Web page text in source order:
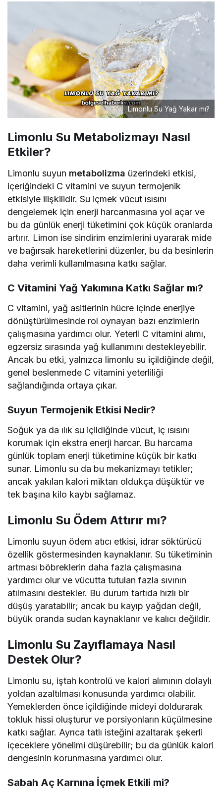
Limonlu Su Yağ Yakar mı?
Limonlu Su Metabolizmayı Nasıl
Etkiler?
Limonlu suyun metabolizma üzerindeki etkisi,
içeriğindeki C vitamini ve suyun termojenik
etkisiyle ilişkilidir. Su içmek vücut ısısını
dengelemek için enerji harcanmasına yol açar ve
bu da günlük enerji tüketimini çok küçük oranlarda
artırır. Limon ise sindirim enzimlerini uyararak mide
ve bağırsak hareketlerini düzenler, bu da besinlerin
daha verimli kullanılmasına katkı sağlar.
C Vitamini Yağ Yakımına Katkı Sağlar mı?
C vitamini, yağ asitlerinin hücre içinde enerjiye
dönüştürülmesinde rol oynayan bazı enzimlerin
çalışmasına yardımcı olur. Yeterli C vitamini alımı,
egzersiz sırasında yağ kullanımını destekleyebilir.
Ancak bu etki, yalnızca limonlu su içildiğinde değil,
genel beslenmede C vitamini yeterliliği
sağlandığında ortaya çıkar.
Suyun Termojenik Etkisi Nedir?
Soğuk ya da ılık su içildiğinde vücut, iç ısısını
korumak için ekstra enerji harcar. Bu harcama
günlük toplam enerji tüketimine küçük bir katkı
sunar. Limonlu su da bu mekanizmayı tetikler;
ancak yakılan kalori miktarı oldukça düşüktür ve
tek başına kilo kaybı sağlamaz.
Limonlu Su Ödem Attırır mı?
Limonlu suyun ödem atıcı etkisi, idrar söktürücü
özellik göstermesinden kaynaklanır. Su tüketiminin
artması böbreklerin daha fazla çalışmasına
yardımcı olur ve vücutta tutulan fazla sıvının
atılmasını destekler. Bu durum tartıda hızlı bir
düşüş yaratabilir; ancak bu kayıp yağdan değil,
büyük oranda sudan kaynaklanır ve kalıcı değildir.
Limonlu Su Zayıflamaya Nasıl
Destek Olur?
Limonlu su, iştah kontrolü ve kalori alımının dolaylı
yoldan azaltılması konusunda yardımcı olabilir.
Yemeklerden önce içildiğinde mideyi doldurarak
tokluk hissi oluşturur ve porsiyonların küçülmesine
katkı sağlar. Ayrıca tatlı isteğini azaltarak şekerli
içeceklere yönelimi düşürebilir; bu da günlük kalori
dengesinin korunmasına yardımcı olur.
Sabah Aç Karnına İçmek Etkili mi?